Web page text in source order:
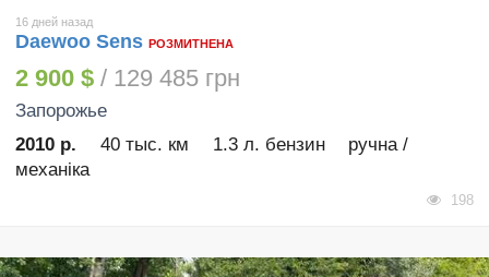
16 дней назад
Daewoo Sens РОЗМИТНЕНА
2 900 $ / 129 485 грн
Запорожье
2010 р.
40 тыс. км 1.3 л. бензин
ручна /
механіка
198